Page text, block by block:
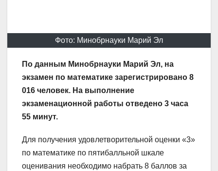
Фото: Минобрнауки Марий Эл
По данным Минобрнауки Марий Эл, на
экзамен по математике зарегистрировано 8
016 человек. На выполнение
экзаменационной работы отведено 3 часа
55 минут.
Для получения удовлетворительной оценки «3»
по математике по пятибалльной шкале
оценивания необходимо набрать 8 баллов за